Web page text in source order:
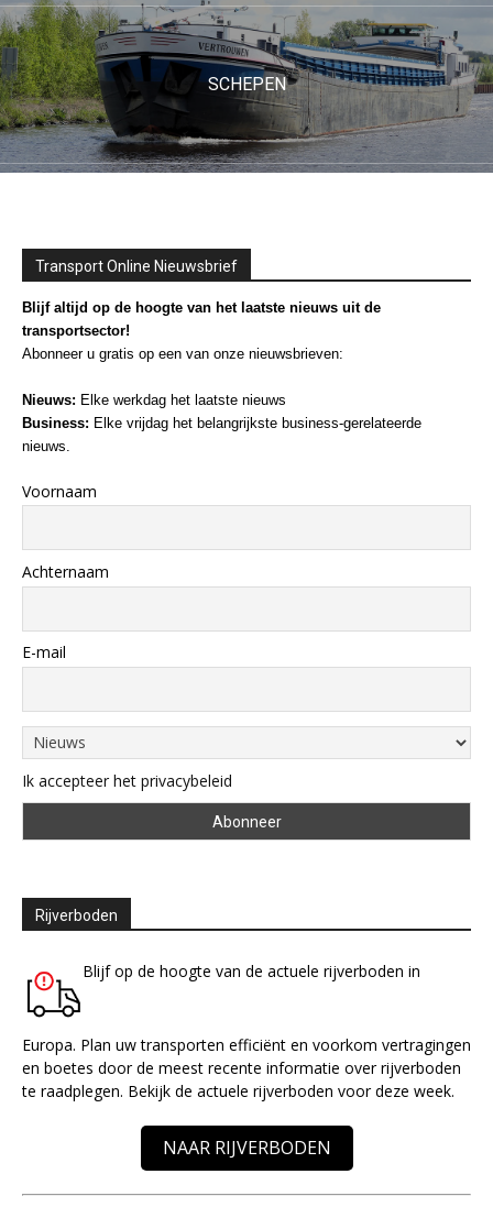
SCHEPEN
Transport Online Nieuwsbrief
Blijf altijd op de hoogte van het laatste nieuws uit de
transportsector!
Abonneer u gratis op een van onze nieuwsbrieven:
Nieuws: Elke werkdag het laatste nieuws
Business: Elke vrijdag het belangrijkste business-gerelateerde
nieuws.
Voornaam
Achternaam
E-mail
Ik accepteer het privacybeleid
Rijverboden
Blijf op de hoogte van de actuele rijverboden in
Europa. Plan uw transporten efficiënt en voorkom vertragingen
en boetes door de meest recente informatie over rijverboden
te raadplegen. Bekijk de actuele rijverboden voor deze week.
NAAR RIJVERBODEN